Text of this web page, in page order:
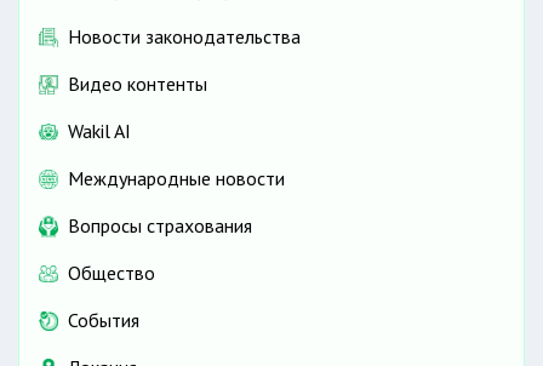
Новости законодательства
Видео контенты
Wakil AI
Международные новости
Вопросы страхования
Общество
События